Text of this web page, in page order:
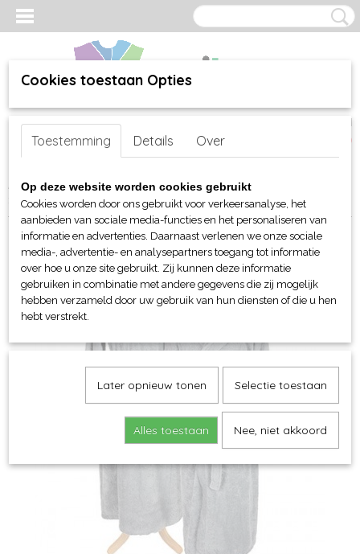
Inloggen Registreren
(0)
Home >webshop>Bed-, Bad-, Keuken en Tafellinnen
> ARTG badjas met kap
Cookies toestaan Opties
Toestemming Details Over
Op deze website worden cookies gebruikt
Cookies worden door ons gebruikt voor verkeersanalyse, het
aanbieden van sociale media-functies en het personaliseren van
informatie en advertenties. Daarnaast verlenen we onze sociale
media-, advertentie- en analysepartners toegang tot informatie
over hoe u onze site gebruikt. Zij kunnen deze informatie
gebruiken in combinatie met andere gegevens die zij mogelijk
hebben verzameld door uw gebruik van hun diensten of die u hen
hebt verstrekt.
Later opnieuw tonen Selectie toestaan
Alles toestaan Nee, niet akkoord